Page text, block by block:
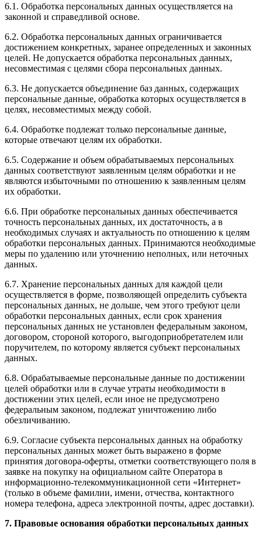
6.1. Обработка персональных данных осуществляется на
законной и справедливой основе.
6.2. Обработка персональных данных ограничивается
достижением конкретных, заранее определенных и законных
целей. Не допускается обработка персональных данных,
несовместимая с целями сбора персональных данных.
6.3. Не допускается объединение баз данных, содержащих
персональные данные, обработка которых осуществляется в
целях, несовместимых между собой.
6.4. Обработке подлежат только персональные данные,
которые отвечают целям их обработки.
6.5. Содержание и объем обрабатываемых персональных
данных соответствуют заявленным целям обработки и не
являются избыточными по отношению к заявленным целям
их обработки.
6.6. При обработке персональных данных обеспечивается
точность персональных данных, их достаточность, а в
необходимых случаях и актуальность по отношению к целям
обработки персональных данных. Принимаются необходимые
меры по удалению или уточнению неполных, или неточных
данных.
6.7. Хранение персональных данных для каждой цели
осуществляется в форме, позволяющей определить субъекта
персональных данных, не дольше, чем этого требуют цели
обработки персональных данных, если срок хранения
персональных данных не установлен федеральным законом,
договором, стороной которого, выгодоприобретателем или
поручителем, по которому является субъект персональных
данных.
6.8. Обрабатываемые персональные данные по достижении
целей обработки или в случае утраты необходимости в
достижении этих целей, если иное не предусмотрено
федеральным законом, подлежат уничтожению либо
обезличиванию.
6.9. Согласие субъекта персональных данных на обработку
персональных данных может быть выражено в форме
принятия договора-оферты, отметки соответствующего поля в
заявке на покупку на официальном сайте Оператора в
информационно-телекоммуникационной сети «Интернет»
(только в объеме фамилии, имени, отчества, контактного
номера телефона, адреса электронной почты, адрес доставки).
7. Правовые основания обработки персональных данных